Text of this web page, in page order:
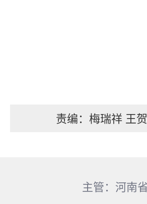
责编：梅瑞祥 王贺
主管：河南